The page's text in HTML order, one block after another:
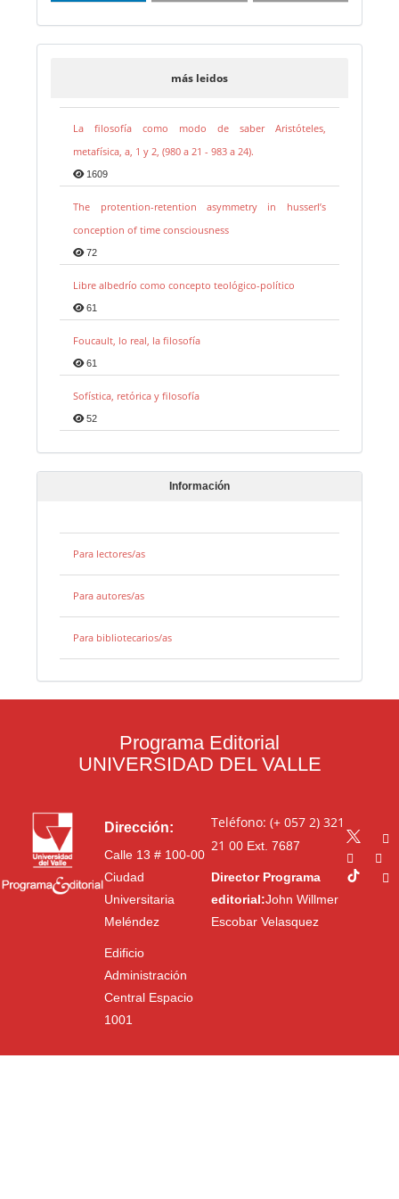
más leidos
La filosofía como modo de saber Aristóteles,
metafísica, a, 1 y 2, (980 a 21 - 983 a 24).
1609
The protention-retention asymmetry in husserl’s
conception of time consciousness
72
Libre albedrío como concepto teológico-político
61
Foucault, lo real, la filosofía
61
Sofística, retórica y filosofía
52
Información
Para lectores/as
Para autores/as
Para bibliotecarios/as
Programa Editorial
UNIVERSIDAD DEL VALLE
Dirección:
Calle 13 # 100-00
Ciudad
Universitaria
Meléndez
Edificio
Administración
Central Espacio
1001
Teléfono: (+ 057 2) 321
21 00Ext. 7687
Director Programa
editorial:John Willmer
Escobar Velasquez